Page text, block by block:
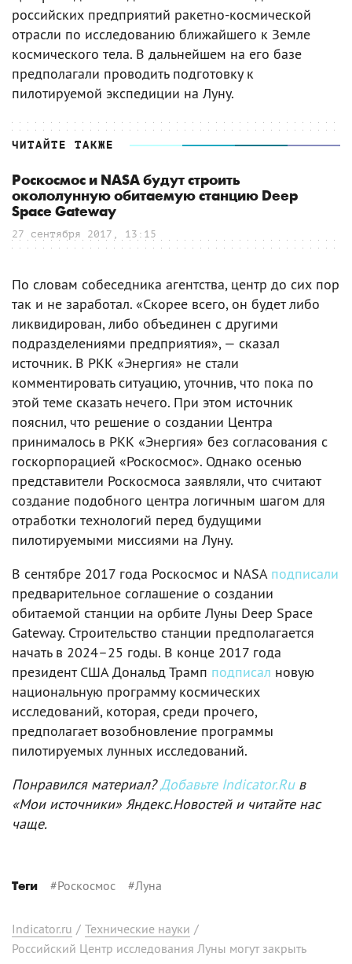
российских предприятий ракетно-космической
отрасли по исследованию ближайшего к Земле
космического тела. В дальнейшем на его базе
предполагали проводить подготовку к
пилотируемой экспедиции на Луну.
ЧИТАЙТЕ ТАКЖЕ
Роскосмос и NASA будут строить
окололунную обитаемую станцию Deep
Space Gateway
27 сентября 2017, 13:15
По словам собеседника агентства, центр до сих пор
так и не заработал. «Скорее всего, он будет либо
ликвидирован, либо объединен с другими
подразделениями предприятия», — сказал
источник. В РКК «Энергия» не стали
комментировать ситуацию, уточнив, что пока по
этой теме сказать нечего. При этом источник
пояснил, что решение о создании Центра
принималось в РКК «Энергия» без согласования с
госкорпорацией «Роскосмос». Однако осенью
представители Роскосмоса заявляли, что считают
создание подобного центра логичным шагом для
отработки технологий перед будущими
пилотируемыми миссиями на Луну.
В сентябре 2017 года Роскосмос и NASA подписали
предварительное соглашение о создании
обитаемой станции на орбите Луны Deep Space
Gateway. Строительство станции предполагается
начать в 2024–25 годы. В конце 2017 года
президент США Дональд Трамп подписал новую
национальную программу космических
исследований, которая, среди прочего,
предполагает возобновление программы
пилотируемых лунных исследований.
Понравился материал?Добавьте Indicator.Ruв
«Мои источники» Яндекс.Новостей и читайте нас
чаще.
Теги #Роскосмос #Луна
Indicator.ru / Технические науки /
Российский Центр исследования Луны могут закрыть